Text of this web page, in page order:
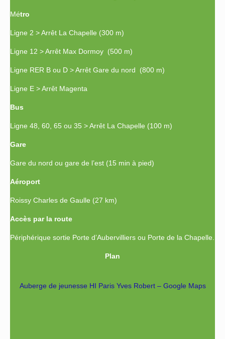
Métro
Ligne 2 > Arrêt La Chapelle (300 m)
Ligne 12 > Arrêt Max Dormoy (500 m)
Ligne RER B ou D > Arrêt Gare du nord (800 m)
Ligne E > Arrêt Magenta
Bus
Ligne 48, 60, 65 ou 35 > Arrêt La Chapelle (100 m)
Gare
Gare du nord ou gare de l’est (15 min à pied)
Aéroport
Roissy Charles de Gaulle (27 km)
Accès par la route
Périphérique sortie Porte d’Aubervilliers ou Porte de la Chapelle.
Plan
Auberge de jeunesse HI Paris Yves Robert – Google Maps